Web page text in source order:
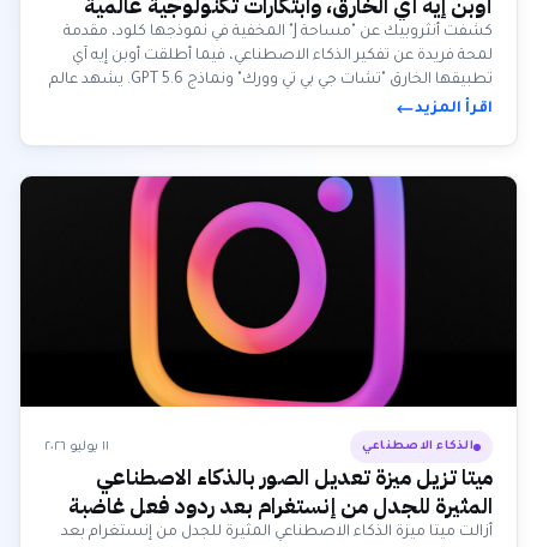
كشفت أنثروبيك عن "مساحة J" المخفية في نموذجها كلود، مقدمة
لمحة فريدة عن تفكير الذكاء الاصطناعي، فيما أطلقت أوبن إيه آي
تطبيقها الخارق "تشات جي بي تي وورك" ونماذج GPT 5.6. يشهد عالم
التكنولوجيا أيضاً إنجازات مثل جراحات الروبوتات وتطورات مالية
اقرأ المزيد
الذكاء الاصطناعي ١١ يوليو ٢٠٢٦
ميتا تزيل ميزة تعديل الصور بالذكاء الاصطناعي
المثيرة للجدل من إنستغرام بعد ردود فعل غاضبة
أزالت ميتا ميزة الذكاء الاصطناعي المثيرة للجدل من إنستغرام بعد